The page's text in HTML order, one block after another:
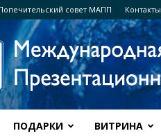
совет МАПП Контакты
ПОДАРКИ ВИТРИНА